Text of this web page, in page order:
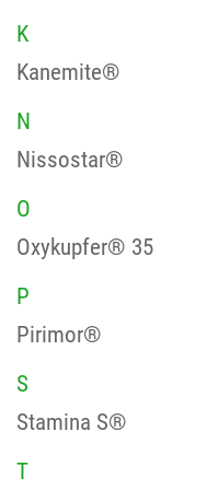
K
Kanemite®
N
Nissostar®
O
Oxykupfer® 35
P
Pirimor®
S
Stamina S®
T